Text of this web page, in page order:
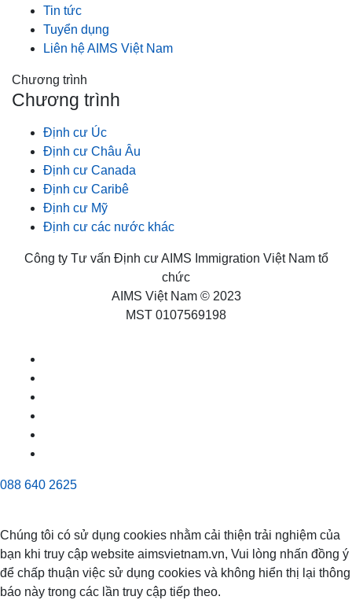
Tin tức
Tuyển dụng
Liên hệ AIMS Việt Nam
Chương trình
Chương trình
Định cư Úc
Định cư Châu Âu
Định cư Canada
Định cư Caribê
Định cư Mỹ
Định cư các nước khác
Công ty Tư vấn Định cư AIMS Immigration Việt Nam tổ
chức
AIMS Việt Nam © 2023
MST 0107569198
088 640 2625
Chúng tôi có sử dụng cookies nhằm cải thiện trải nghiệm của
bạn khi truy cập website aimsvietnam.vn, Vui lòng nhấn đồng ý
để chấp thuận việc sử dụng cookies và không hiển thị lại thông
báo này trong các lần truy cập tiếp theo.